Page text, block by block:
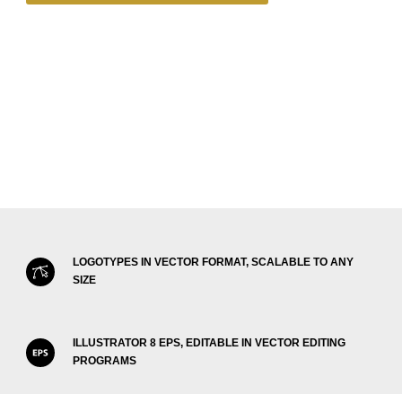
LOGOTYPES IN VECTOR FORMAT, SCALABLE TO ANY
SIZE
ILLUSTRATOR 8 EPS, EDITABLE IN VECTOR EDITING
PROGRAMS